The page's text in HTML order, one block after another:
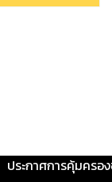
ประกาศการคุ้มครอ